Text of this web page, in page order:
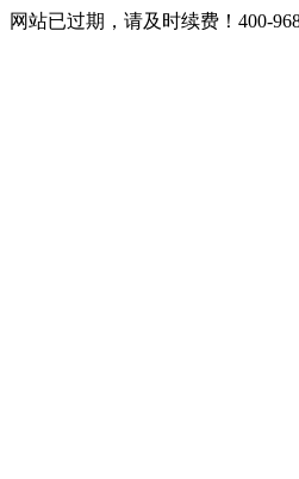
网站已过期，请及时续费！400-